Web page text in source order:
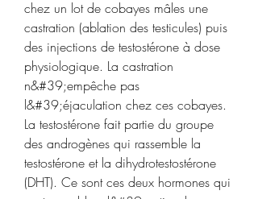
chez un lot de cobayes mâles une
castration (ablation des testicules) puis
des injections de testostérone à dose
physiologique. La castration
n&#39;empêche pas
l&#39;éjaculation chez ces cobayes.
La testostérone fait partie du groupe
des androgènes qui rassemble la
testostérone et la dihydrotestostérone
(DHT). Ce sont ces deux hormones qui